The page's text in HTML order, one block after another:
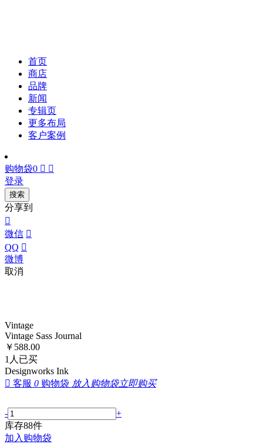
首页
商店
品牌
新闻
专辑页
更多布局
客户案例
购物袋0  
登录
搜索
分享到

微信 
QQ 
微博
取消
Vintage
Vintage Sass Journal
￥ 588.00
1 人已买
Designworks Ink
 客服 0 购物袋 放入购物袋立即购买
-
+
库存88件
加入购物袋